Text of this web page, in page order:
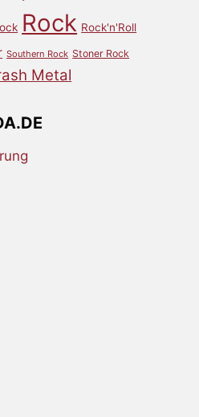
Rock Rock'n'Roll
Southern Rock Stoner Rock
Metal